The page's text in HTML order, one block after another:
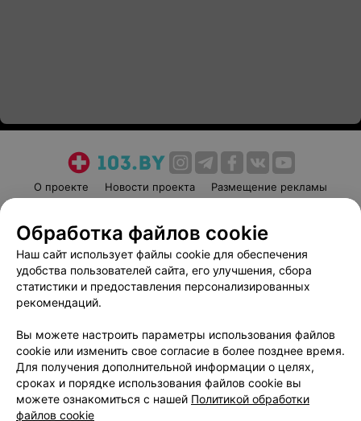
О проекте Новости проекта
Размещение рекламы
Пользовательское соглашение
Способы оплаты
Вакансии
Партнеры
Написать руководителю 103.by
Обработка персональных данных
Обработка файлов cookie
Наш сайт использует файлы cookie для обеспечения
удобства пользователей сайта, его улучшения, сбора
статистики и предоставления персонализированных
рекомендаций.
Вы можете настроить параметры использования файлов
cookie или изменить свое согласие в более позднее время.
Для получения дополнительной информации о целях,
сроках и порядке использования файлов cookie вы
можете ознакомиться с нашей Политикой обработки
файлов cookie